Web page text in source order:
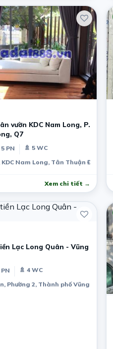
vườn KDC Nam Long, P.
Q7
PN
🚿 5 WC
KDC Nam Long, Tân Thuận Đông,
Xem chi tiết →
Lạc Long Quân - Vũng
🚿 4 WC
Phường 2, Thành phố Vũng Tầu,